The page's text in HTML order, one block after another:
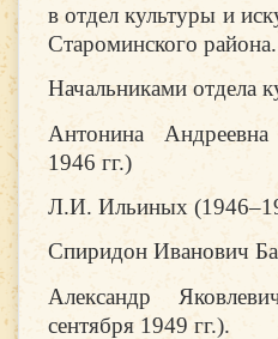
в отдел культуры и
Староминского района.
Начальниками отдела
Антонина
1946 гг.)
Л.И. Ильиных
Спиридон Иванович
Александр
сентября 1949 гг.).